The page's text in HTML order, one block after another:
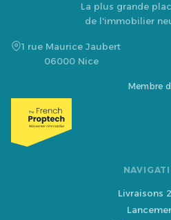
La plus grande
de l'immobilier
1 rue Maurice Jaubert
06000 Nice
Membre
Livraisons